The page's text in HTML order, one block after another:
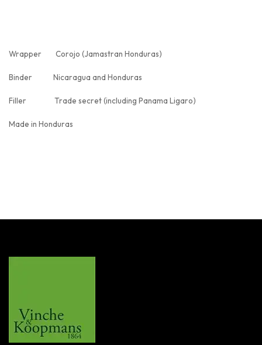
Wrapper Corojo (Jamastran Honduras)
Binder Nicaragua and Honduras
Filler Trade secret (including Panama Ligaro)
Made in Honduras